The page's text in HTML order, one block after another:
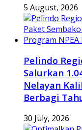
5 August, 2026
Pelindo
Salurkan
Nelayan
Berbagi
30 July, 2026